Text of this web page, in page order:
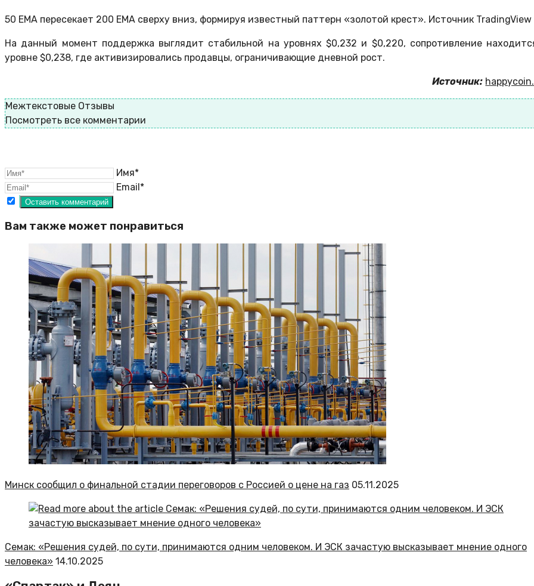
50 EMA пересекает 200 EMA сверху вниз, формируя известный паттерн «золотой крест». Источник TradingView
На данный момент поддержка выглядит стабильной на уровнях $0,232 и $0,220, сопротивление
уровне $0,238, где активизировались продавцы, ограничивающие дневной рост.
Источник:
Межтекстовые Отзывы
Посмотреть все комментарии
Имя*
Email*
Вам также может понравиться
Минск сообщил о финальной стадии переговоров с Россией о цене на газ 05.11.2025
Семак: «Решения судей, по сути, принимаются одним человеком. И ЭСК зачастую высказывает мнение одного
человека» 14.10.2025